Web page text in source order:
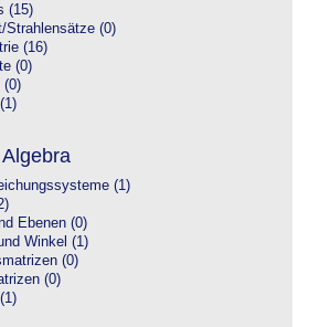
(15)
Strahlensätze (0)
(16)
(0)
(0)
(1)
Ebenen (0)
Winkel (1)
(0)
(0)